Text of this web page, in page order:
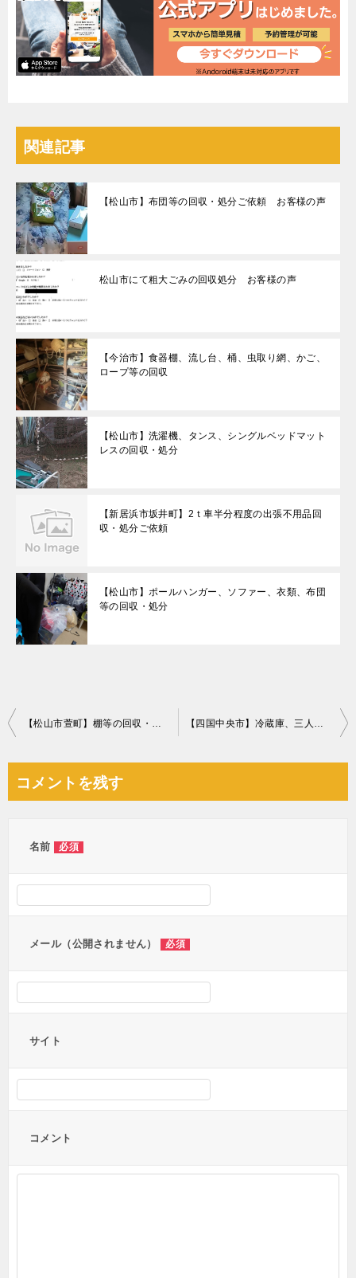
関連記事
【松山市】布団等の回収・処分ご依頼 お客様の声
松山市にて粗大ごみの回収処分 お客様の声
【今治市】食器棚、流し台、桶、虫取り網、かご、
ロープ等の回収
【松山市】洗濯機、タンス、シングルベッドマット
レスの回収・処分
【新居浜市坂井町】2ｔ車半分程度の出張不用品回
収・処分ご依頼
【松山市】ポールハンガー、ソファー、衣類、布団
等の回収・処分
投
ビ
【松山市萱町】棚等の回収・処分ご依頼 お客様の声 【四国中央市】冷蔵庫、三人掛けソファー、テーブル等の回収・処分
コメントを残す
名前 必須
メール（公開されません） 必須
サイト
コメント